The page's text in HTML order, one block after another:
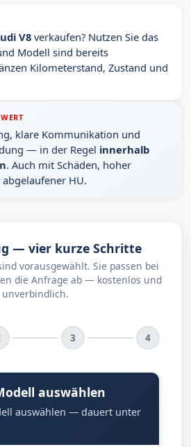
V8verkaufen? Nutzen Sie das
Modell sind bereits
Kilometerstand, Zustand und
klare Kommunikation und
— in der Regel innerhalb
. Auch mit Schäden, hoher
HU.
— vier kurze Schritte
vorausgewählt. Sie passen bei
die Anfrage ab — kostenlos und
unverbindlich.
3 4
auswählen
auswählen — dauert unter